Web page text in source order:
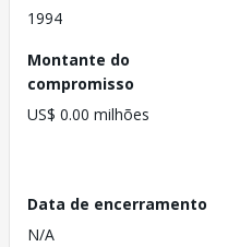
1994
Montante do
compromisso
US$ 0.00 milhões
Data de encerramento
N/A